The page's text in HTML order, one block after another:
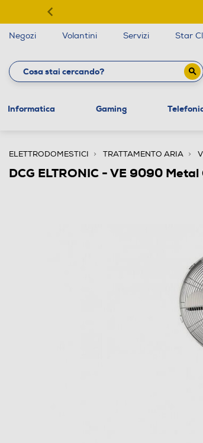
Negozi Volantini Servizi Star
Informatica Gaming
ELETTRODOMESTICI TRATTAMENTO ARIA
DCG ELTRONIC - VE 9090 Metal